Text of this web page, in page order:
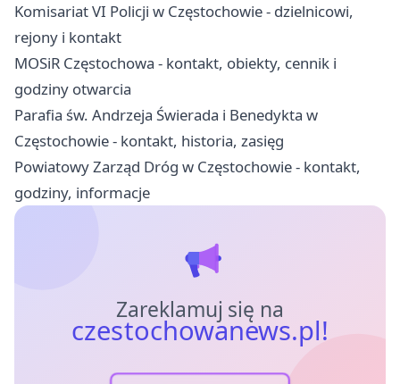
Komisariat VI Policji w Częstochowie - dzielnicowi,
rejony i kontakt
MOSiR Częstochowa - kontakt, obiekty, cennik i
godziny otwarcia
Parafia św. Andrzeja Świerada i Benedykta w
Częstochowie - kontakt, historia, zasięg
Powiatowy Zarząd Dróg w Częstochowie - kontakt,
godziny, informacje
Zareklamuj się na
czestochowanews.pl!